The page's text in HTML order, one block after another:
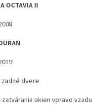
OCTAVIA II
dvere
okien vpravo vzadu